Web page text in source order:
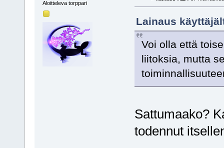
Aloitteleva torppari
Lainaus
Voi olla että
liitoksia, mutta
Sattumaako?
todennut